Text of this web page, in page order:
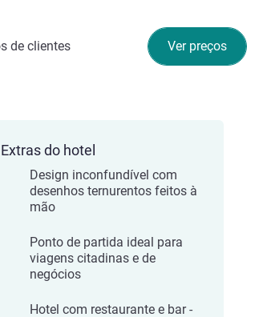
Ver preços
de clientes
Extras do hotel
Design inconfundível com
desenhos ternurentos feitos à
mão
Ponto de partida ideal para
viagens citadinas e de
negócios
Hotel com restaurante e bar -